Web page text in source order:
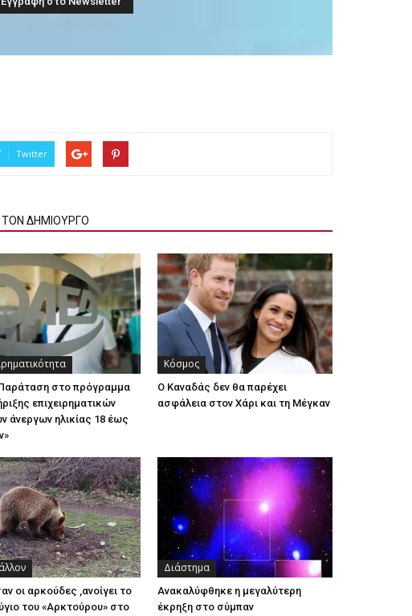
Twitter
ΤΟΝ ΔΗΜΙΟΥΡΓΟ
στο πρόγραμμα
επιχειρηματικών
άνεργων ηλικίας 18 έως
Κόσμος
Ο Καναδάς δεν θα παρέχει
ασφάλεια στον Χάρι και τη Μέγκαν
οι αρκούδες ,ανοίγει το
του «Αρκτούρου» στο
Διάστημα
Ανακαλύφθηκε η μεγαλύτερη
έκρηξη στο σύμπαν